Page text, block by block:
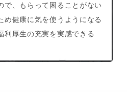
で、もらって困ることがない
め健康に気を使うようになる
利厚生の充実を実感できる